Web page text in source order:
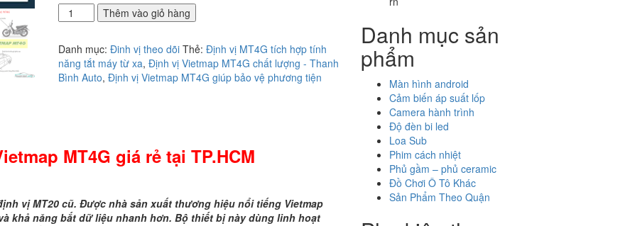
Địa
chỉ
Định
vị
Vietmap
TP.HCM
số
Thêm vào giỏ hàng
Danh mục: Đinh vị theo dõi Thẻ: Định vị MT4G tích hợp tính
năng tắt máy từ xa, Định vị Vietmap MT4G chất lượng - Thanh
Bình Auto, Định vị Vietmap MT4G giúp bảo vệ phương tiện
MT4G giá rẻ tại TP.HCM
vị MT20 cũ. Được nhà sản xuất thương hiệu nổi tiếng Vietmap
khả năng bắt dữ liệu nhanh hơn. Bộ thiết bị này dùng linh hoạt
Danh mục sản
phẩm
Màn hình android
Cảm biến áp suất lốp
Camera hành trình
Độ đèn bi led
Loa Sub
Phim cách nhiệt
Phủ gầm – phủ ceramic
Đồ Chơi Ô Tô Khác
Sản Phẩm Theo Quận